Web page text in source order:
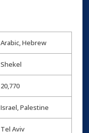
Arabic, Hebrew
Shekel
20,770
Israel, Palestine
Tel Aviv